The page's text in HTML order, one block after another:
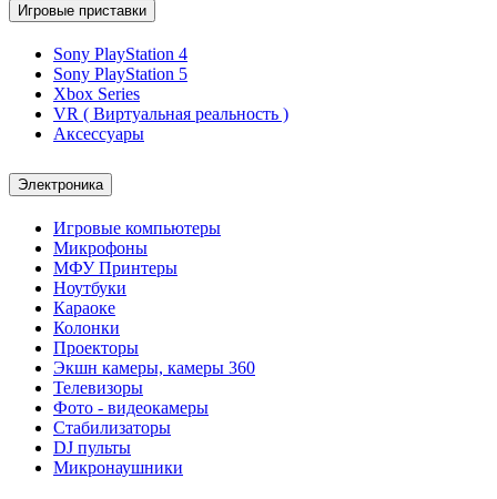
Игровые приставки
Sony PlayStation 4
Sony PlayStation 5
Xbox Series
VR ( Виртуальная реальность )
Аксессуары
Электроника
Игровые компьютеры
Микрофоны
МФУ Принтеры
Ноутбуки
Караоке
Колонки
Проекторы
Экшн камеры, камеры 360
Телевизоры
Фото - видеокамеры
Стабилизаторы
DJ пульты
Микронаушники